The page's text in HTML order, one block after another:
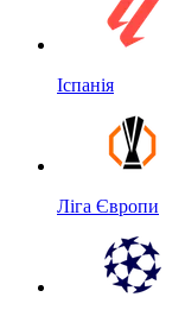
Іспанія
Ліга Європи